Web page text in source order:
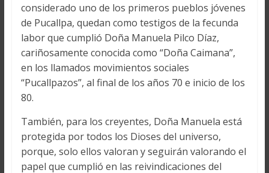
considerado uno de los primeros pueblos jóvenes
de Pucallpa, quedan como testigos de la fecunda
labor que cumplió Doña Manuela Pilco Díaz,
cariñosamente conocida como “Doña Caimana”,
en los llamados movimientos sociales
“Pucallpazos”, al final de los años 70 e inicio de los
80.
También, para los creyentes, Doña Manuela está
protegida por todos los Dioses del universo,
porque, solo ellos valoran y seguirán valorando el
papel que cumplió en las reivindicaciones del